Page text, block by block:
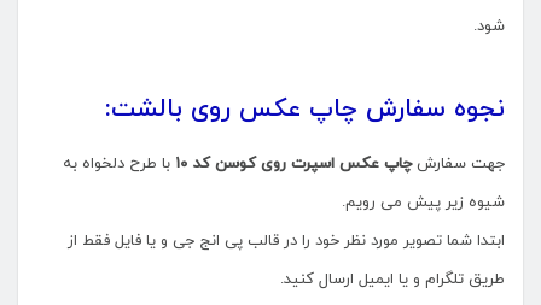
شود.
نجوه سفارش چاپ عکس روی بالشت:
جهت سفارشچاپ عکس اسپرت روی کوسن کد ۱۰
با طرح دلخواه به
شیوه زیر پیش می رویم.
ابتدا شما تصویر مورد نظر خود را در قالب پی انج جی و یا فایل فقط از
طریق تلگرام و یا ایمیل ارسال کنید.